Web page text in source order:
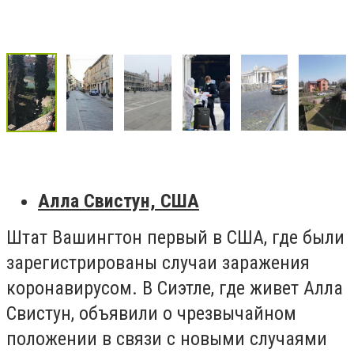
Алла Свистун, США
Штат Вашингтон первый в США, где были
зарегистрированы случаи заражения
коронавирусом. В Сиэтле, где живет Алла
Свистун, объявили о чрезвычайном
положении в связи с новыми случаями